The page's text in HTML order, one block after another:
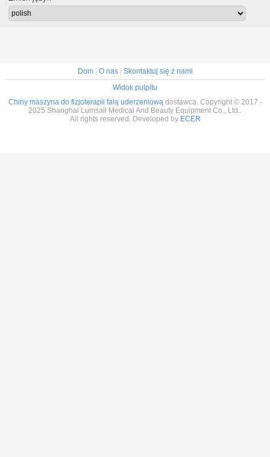
Dom| O nas| Skontaktuj się z nami
Widok pulpitu
Chiny maszyna do fizjoterapii falą uderzeniowądostawca. Copyright © 2017 -
2025 Shanghai Lumsail Medical And Beauty Equipment Co., Ltd..
All rights reserved. Developed by ECER